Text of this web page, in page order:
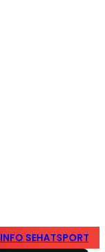
INFO SEHATSPORTS